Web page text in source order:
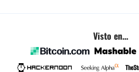
Visto en...